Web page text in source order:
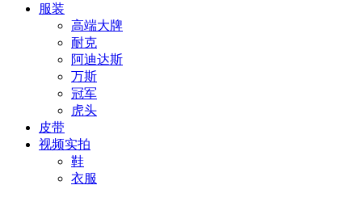
服装
高端大牌
耐克
阿迪达斯
万斯
冠军
虎头
皮带
视频实拍
鞋
衣服